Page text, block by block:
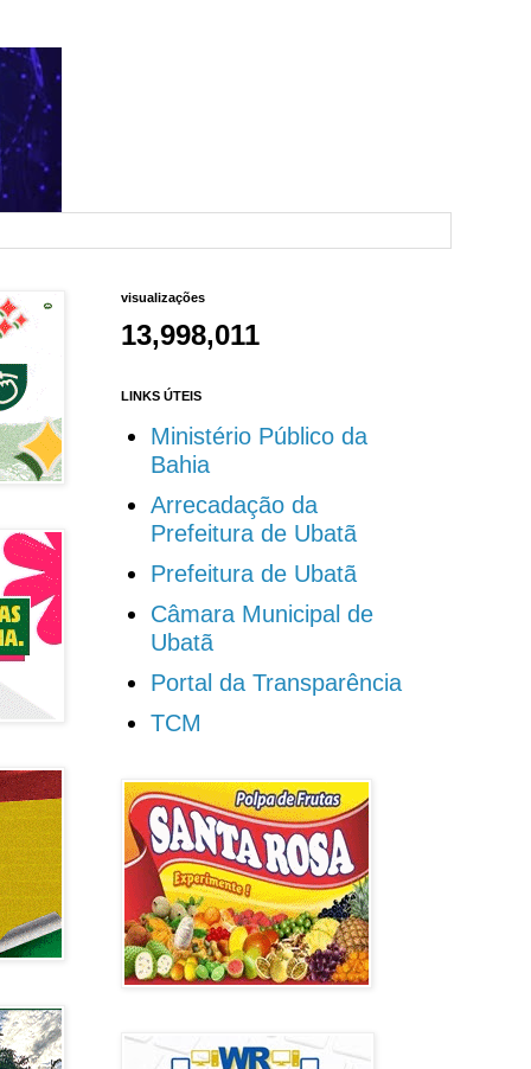
visualizações
13,998,011
LINKS ÚTEIS
Ministério Público da
Bahia
Arrecadação da
Prefeitura de Ubatã
Prefeitura de Ubatã
Câmara Municipal de
Ubatã
Portal da Transparência
TCM